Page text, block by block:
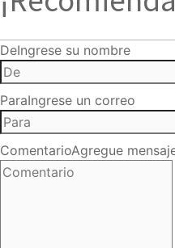
DeIngrese su nombre
ParaIngrese un correo
ComentarioAgregue